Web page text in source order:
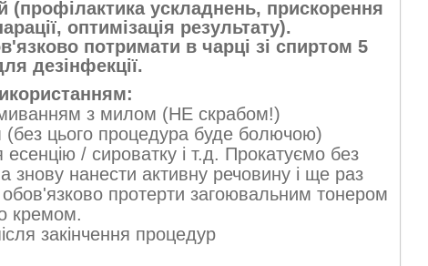
(профілактика ускладнень, прискорення
оптимізація результату).
потримати в чарці зі спиртом 5
дезінфекції.
з милом (НЕ скрабом!)
цього процедура буде болючою)
/ сироватку і т.д. Прокатуємо без
нанести активну речовину і ще раз
протерти загоювальним тонером
кремом.
закінчення процедур